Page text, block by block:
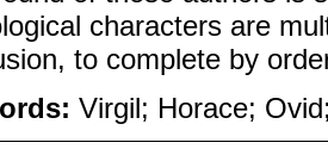
characters are
to complete by
Virgil; Horace;